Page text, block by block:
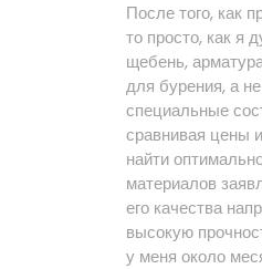
После того, как
то просто, как я
щебень,
для бурения, а
специальные
сравнивая цены
найти
материалов
его качества
высокую
у меня около